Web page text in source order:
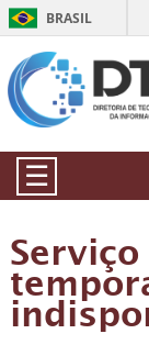
BRASIL
☰